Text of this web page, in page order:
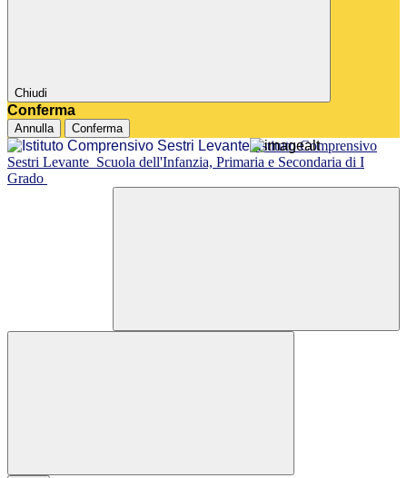
Chiudi
Conferma
Annulla Conferma
Istituto Comprensivo
Sestri Levante Scuola dell'Infanzia, Primaria e Secondaria di I
Grado